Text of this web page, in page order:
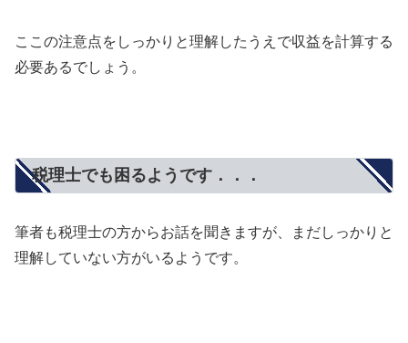
ここの注意点をしっかりと理解したうえで収益を計算する
必要あるでしょう。
税理士でも困るようです．．．
筆者も税理士の方からお話を聞きますが、まだしっかりと
理解していない方がいるようです。